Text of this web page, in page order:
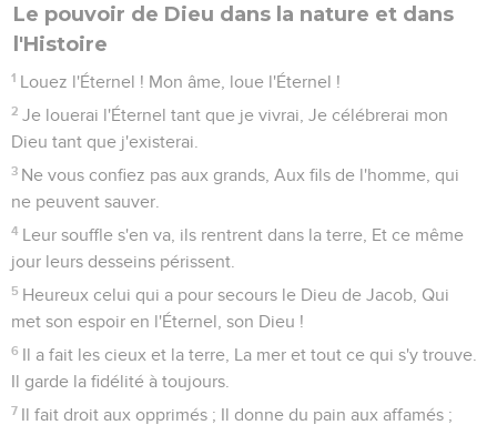
Le pouvoir de Dieu dans la nature et dans
l'Histoire
1 Louez l'Éternel ! Mon âme, loue l'Éternel !
2 Je louerai l'Éternel tant que je vivrai, Je célébrerai mon
Dieu tant que j'existerai.
3 Ne vous confiez pas aux grands, Aux fils de l'homme, qui
ne peuvent sauver.
4 Leur souffle s'en va, ils rentrent dans la terre, Et ce même
jour leurs desseins périssent.
5 Heureux celui qui a pour secours le Dieu de Jacob, Qui
met son espoir en l'Éternel, son Dieu !
6 Il a fait les cieux et la terre, La mer et tout ce qui s'y trouve.
Il garde la fidélité à toujours.
7 Il fait droit aux opprimés ; Il donne du pain aux affamés ;